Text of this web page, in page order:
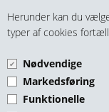
Herunder kan du
typer af cookies
Nødvendige
Markedsføring
Funktionelle
HANER & VENTILER
SLANGER,
RØR & TILBEHØR
FAG
69XX-